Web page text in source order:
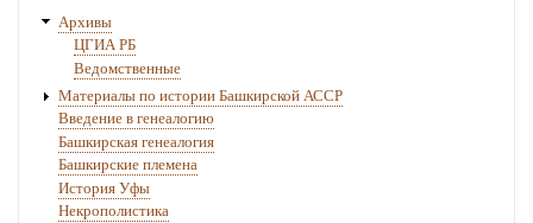
Архивы
ЦГИА РБ
Ведомственные
Материалы по истории Башкирской АССР
Введение в генеалогию
Башкирская генеалогия
Башкирские племена
История Уфы
Некрополистика